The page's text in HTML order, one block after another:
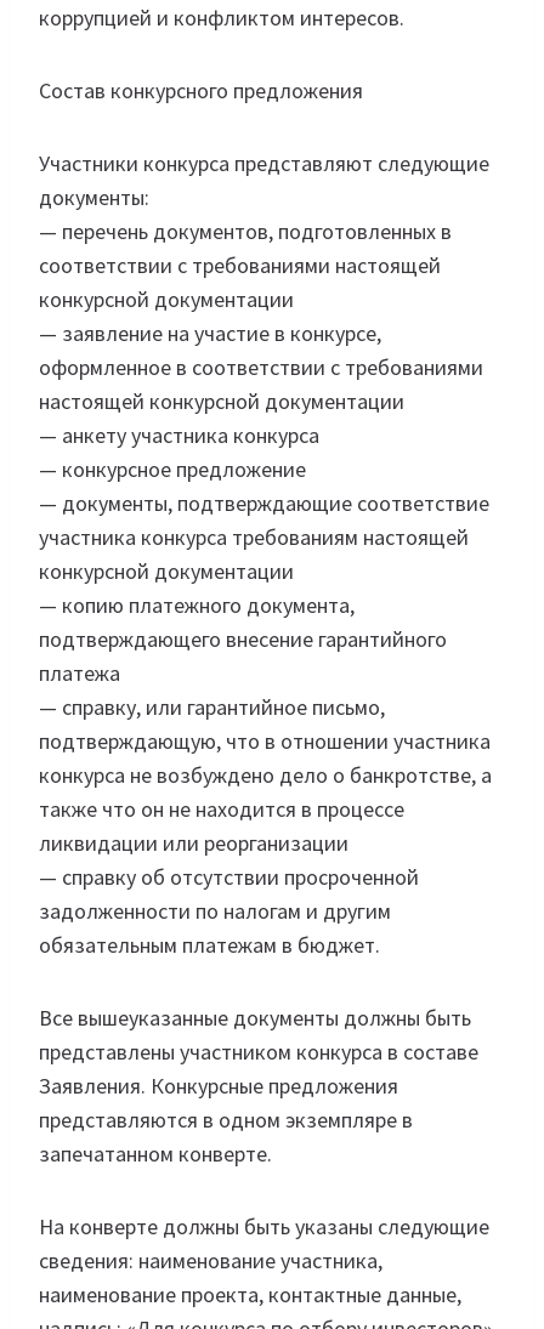
коррупцией и конфликтом интересов.
Состав конкурсного предложения
Участники конкурса представляют следующие
документы:
— перечень документов, подготовленных в
соответствии с требованиями настоящей
конкурсной документации
— заявление на участие в конкурсе,
оформленное в соответствии с требованиями
настоящей конкурсной документации
— анкету участника конкурса
— конкурсное предложение
— документы, подтверждающие соответствие
участника конкурса требованиям настоящей
конкурсной документации
— копию платежного документа,
подтверждающего внесение гарантийного
платежа
— справку, или гарантийное письмо,
подтверждающую, что в отношении участника
конкурса не возбуждено дело о банкротстве, а
также что он не находится в процессе
ликвидации или реорганизации
— справку об отсутствии просроченной
задолженности по налогам и другим
обязательным платежам в бюджет.
Все вышеуказанные документы должны быть
представлены участником конкурса в составе
Заявления. Конкурсные предложения
представляются в одном экземпляре в
запечатанном конверте.
На конверте должны быть указаны следующие
сведения: наименование участника,
наименование проекта, контактные данные,